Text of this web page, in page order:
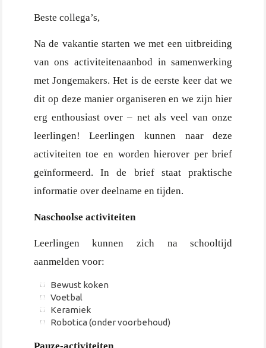
Beste collega’s,
Na de vakantie starten we met een uitbreiding
van ons activiteitenaanbod in samenwerking
met Jongemakers. Het is de eerste keer dat we
dit op deze manier organiseren en we zijn hier
erg enthousiast over – net als veel van onze
leerlingen! Leerlingen kunnen naar deze
activiteiten toe en worden hierover per brief
geïnformeerd. In de brief staat praktische
informatie over deelname en tijden.
Naschoolse activiteiten
Leerlingen kunnen zich na schooltijd
aanmelden voor:
Bewust koken
Voetbal
Keramiek
Robotica (onder voorbehoud)